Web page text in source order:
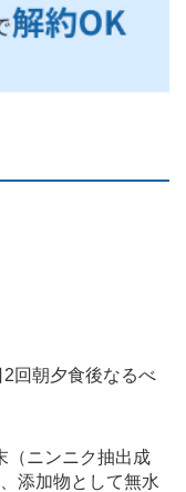
回朝夕食後なるべ
（ニンニク抽出成
添加物として無水